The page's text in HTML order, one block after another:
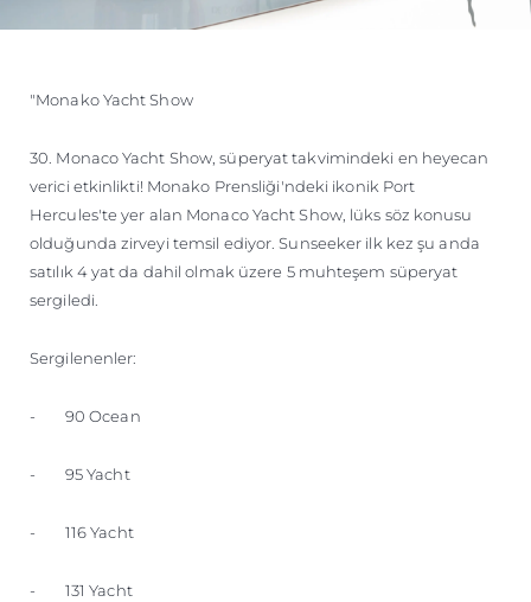
"Monako Yacht Show
30. Monaco Yacht Show, süperyat takvimindeki en heyecan
verici etkinlikti! Monako Prensliği'ndeki ikonik Port
Hercules'te yer alan Monaco Yacht Show, lüks söz konusu
olduğunda zirveyi temsil ediyor. Sunseeker ilk kez şu anda
satılık 4 yat da dahil olmak üzere 5 muhteşem süperyat
sergiledi.
Sergilenenler:
- 90 Ocean
- 95 Yacht
- 116 Yacht
- 131 Yacht